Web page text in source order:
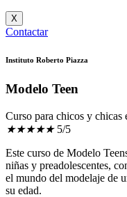
X
Contactar
Instituto Roberto Piazza
Modelo Teen
Curso para chicos y chicas
★★★★★ 5/5
Este curso de Modelo
niñas y preadolescentes,
el mundo del modelaje de
su edad.